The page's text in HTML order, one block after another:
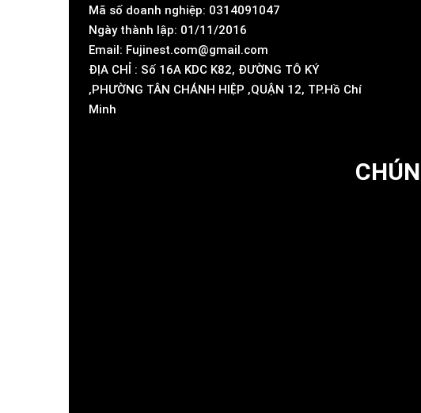
Mã số doanh nghiệp: 0314091047
Ngày thành lập: 01/11/2016
Email: Fujinest.com@gmail.com
ĐỊA CHỈ : Số 16A KDC K82, ĐƯỜNG TÔ KÝ
,PHƯỜNG TÂN CHÁNH HIỆP ,QUẬN 12, TP.Hồ Chí
Minh